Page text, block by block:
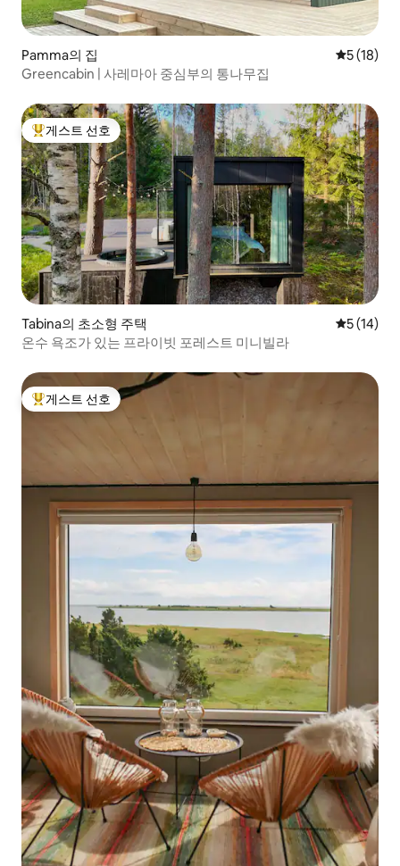
Pamma의 집 평점 5점
5 (18)
Greencabin | 사레마아 중심부의 통나무집
상위 게스트 선호
게스트 선호
Tabina의 초소형 주택 평점 5점
5 (14)
온수 욕조가 있는 프라이빗 포레스트 미니빌라
상위 게스트 선호
게스트 선호